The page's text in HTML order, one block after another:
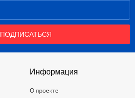
ПОДПИСАТЬСЯ
Информация
О проекте